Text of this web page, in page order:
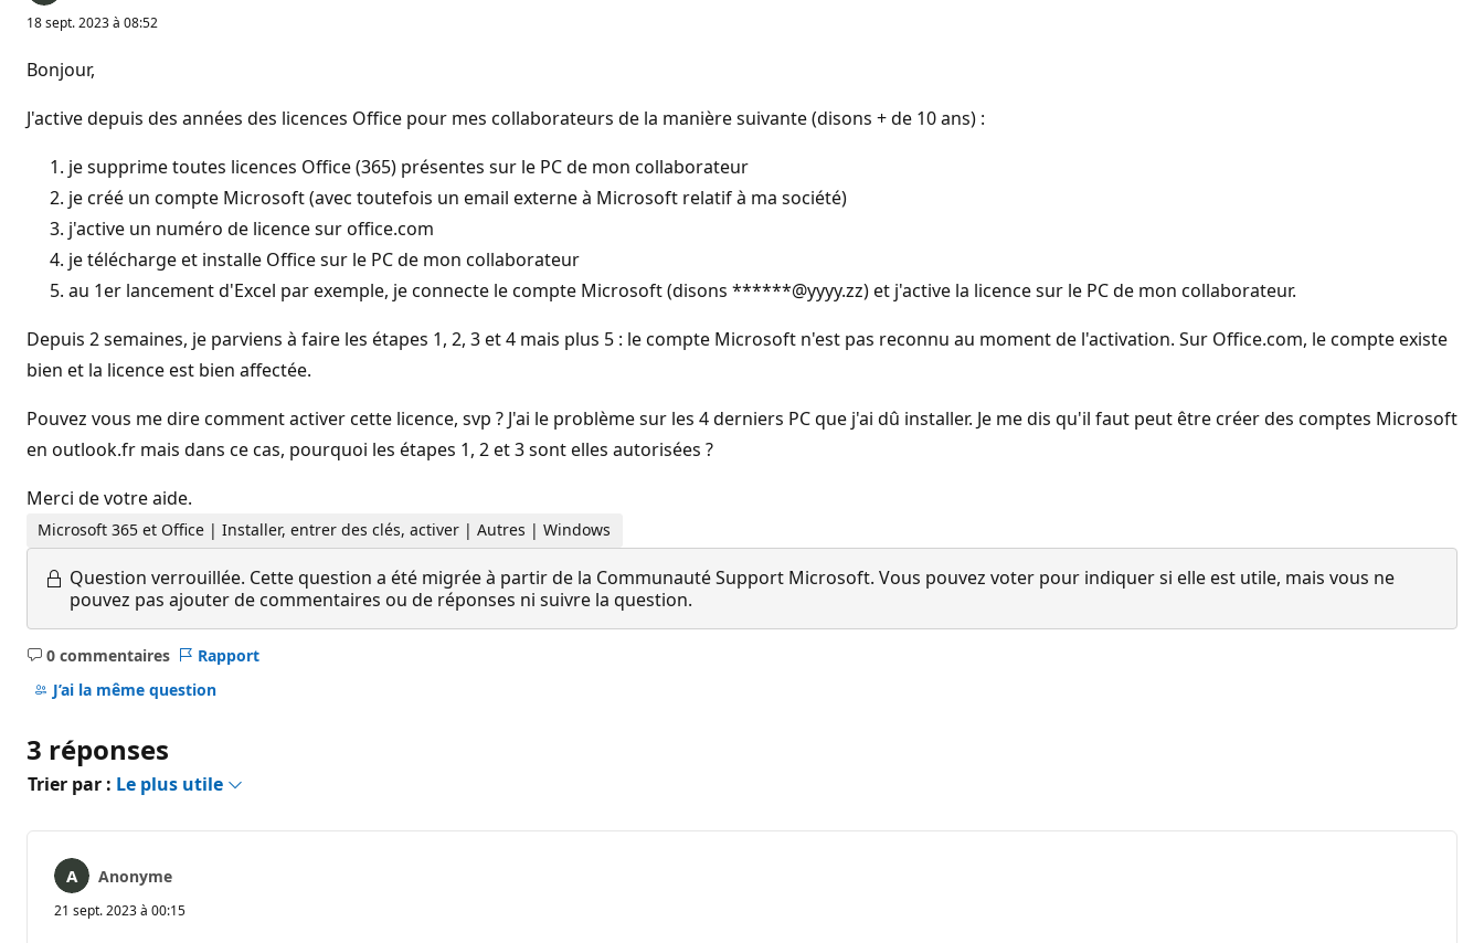
18 sept. 2023 à 08:52
Bonjour,
J'active depuis des années des licences Office pour mes collaborateurs de la manière suivante (disons + de 10 ans) :
je supprime toutes licences Office (365) présentes sur le PC de mon collaborateur
je créé un compte Microsoft (avec toutefois un email externe à Microsoft relatif à ma société)
j'active un numéro de licence sur office.com
je télécharge et installe Office sur le PC de mon collaborateur
au 1er lancement d'Excel par exemple, je connecte le compte Microsoft (disons ******@yyyy.zz) et j'active la licence sur le PC de mon collaborateur.
Depuis 2 semaines, je parviens à faire les étapes 1, 2, 3 et 4 mais plus 5 : le compte Microsoft n'est pas reconnu au moment de l'activation. Sur Office.com, le compte existe
bien et la licence est bien affectée.
Pouvez vous me dire comment activer cette licence, svp ? J'ai le problème sur les 4 derniers PC que j'ai dû installer. Je me dis qu'il faut peut être créer des comptes Microsoft
en outlook.fr mais dans ce cas, pourquoi les étapes 1, 2 et 3 sont elles autorisées ?
Merci de votre aide.
Microsoft 365 et Office | Installer, entrer des clés, activer | Autres | Windows
Question verrouillée. Cette question a été migrée à partir de la Communauté Support Microsoft. Vous pouvez voter pour indiquer si elle est utile, mais vous ne
pouvez pas ajouter de commentaires ou de réponses ni suivre la question.
0 commentaires
Aucun
commentaire
Rapport
J’ai la même question
3 réponses
Trier par : Le plus utile
Anonyme
21 sept. 2023 à 00:15